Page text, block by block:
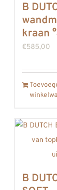
B
kraan
€585,00
B